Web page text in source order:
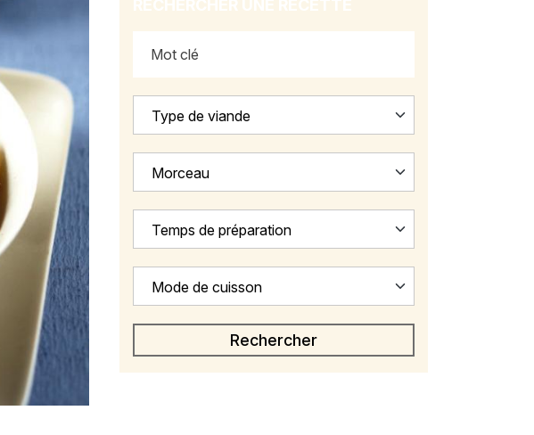
Type de viande
Morceau
Temps de préparation
Mode de cuisson